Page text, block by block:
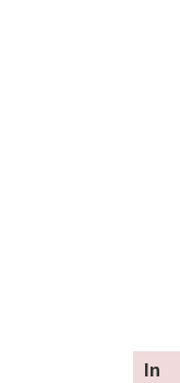
In